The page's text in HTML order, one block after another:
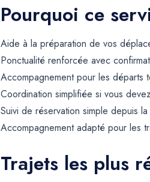
Pourquoi ce
Aide à la préparation de vos
Ponctualité renforcée avec
Accompagnement pour les départs
Coordination simplifiée si vous
Suivi de réservation simple depuis
Accompagnement adapté pour les
Trajets les plus